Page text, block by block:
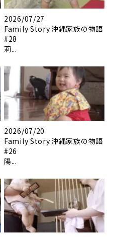
2026/07/27
Family Story.沖縄家族の物語
#28
莉...
2026/07/20
Family Story.沖縄家族の物語
#26
陽...